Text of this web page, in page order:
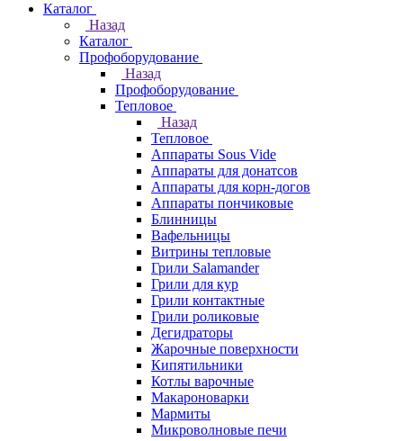
Каталог
Назад
Каталог
Профоборудование
Назад
Профоборудование
Тепловое
Назад
Тепловое
Аппараты Sous Vide
Аппараты для донатсов
Аппараты для корн-догов
Аппараты пончиковые
Блинницы
Вафельницы
Витрины тепловые
Грили Salamander
Грили для кур
Грили контактные
Грили роликовые
Дегидраторы
Жарочные поверхности
Кипятильники
Котлы варочные
Макароноварки
Мармиты
Микроволновые печи